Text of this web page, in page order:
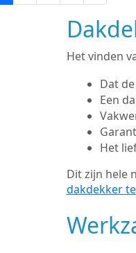
Het vinden
Dat
Een
Het
Dit zijn hele
dakdekker